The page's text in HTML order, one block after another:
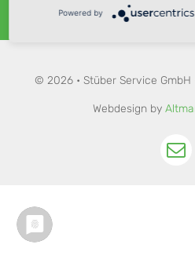
© 2026 • Stüber Service GmbH
Webdesign by
Powered by